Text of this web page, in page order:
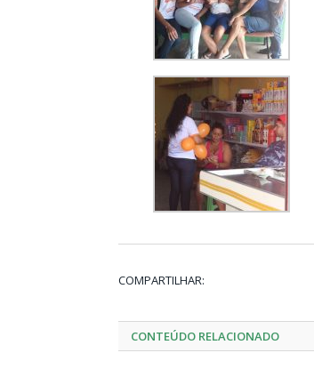
COMPARTILHAR:
CONTEÚDO RELACIONADO